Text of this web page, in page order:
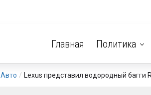
Главная Политика
Авто / Lexus представил водородный багги